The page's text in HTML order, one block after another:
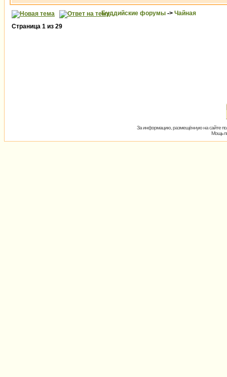
Буддийские форумы -> Чайная
Страница 1 из 29
За информацию, размещённую на сайте
Мощь